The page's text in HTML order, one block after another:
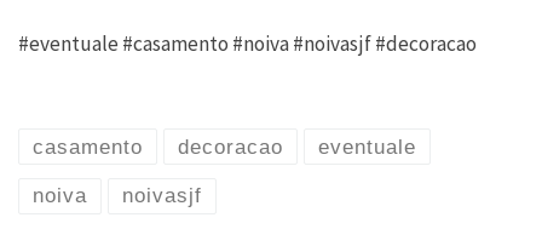
#eventuale #casamento #noiva #noivasjf #decoracao
casamento decoracao eventuale
noiva noivasjf